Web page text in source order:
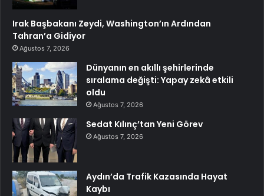
Irak Başbakanı Zeydi, Washington’ın Ardından
Tahran’a Gidiyor
Ağustos 7, 2026
Dünyanın en akıllı şehirlerinde
sıralama değişti: Yapay zekâ etkili
oldu
Ağustos 7, 2026
Sedat Kılınç’tan Yeni Görev
Ağustos 7, 2026
Aydın’da Trafik Kazasında Hayat
Kaybı